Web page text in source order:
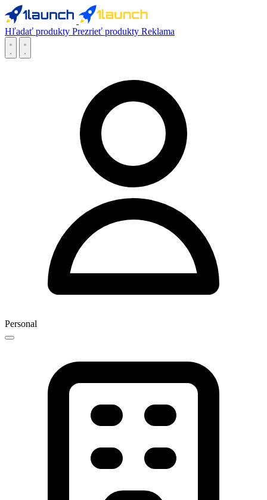
Hľadať produkty Prezrieť produkty Reklama
Personal